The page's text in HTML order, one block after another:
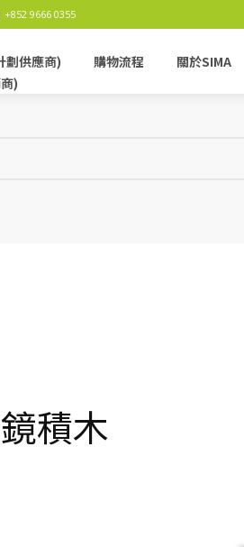
9666 0355
劃供應商)
)
購物流程 關於SIMA
積木